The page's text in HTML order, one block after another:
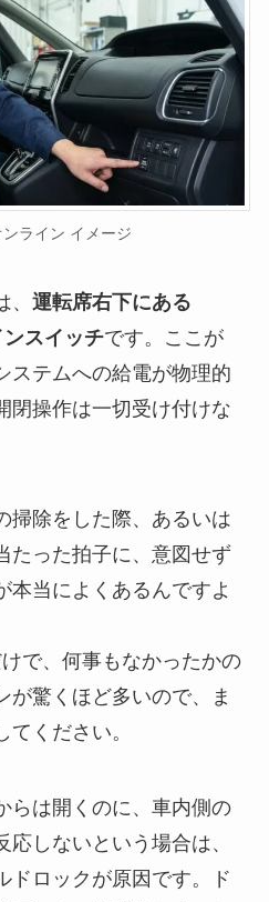
ライン イメージ
運転席右下にある
ンスイッチです。ここが
ステムへの給電が物理的
閉操作は一切受け付けな
掃除をした際、あるいは
たった拍子に、意図せず
本当によくあるんですよ
で、何事もなかったかの
が驚くほど多いので、ま
ください。
らは開くのに、車内側の
しないという場合は、
ドロックが原因です。ド